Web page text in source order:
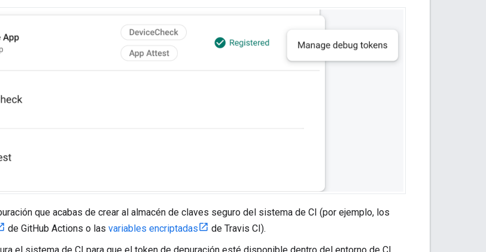
que acabas de crear al almacén de claves seguro del sistema de CI (por ejemplo, los
de GitHub Actions o las variables encriptadas
de Travis CI).